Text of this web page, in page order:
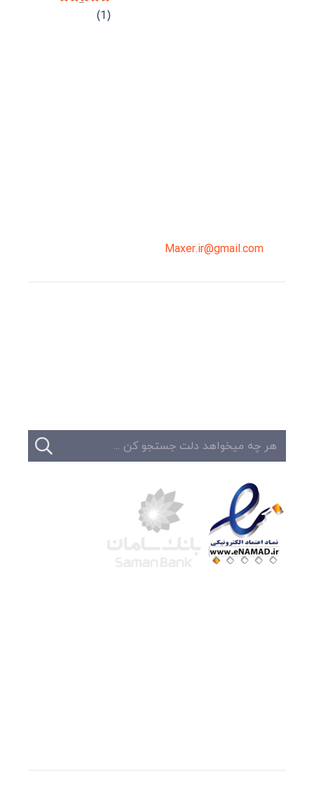
نمره(1)
Maxer.ir@gmail.com